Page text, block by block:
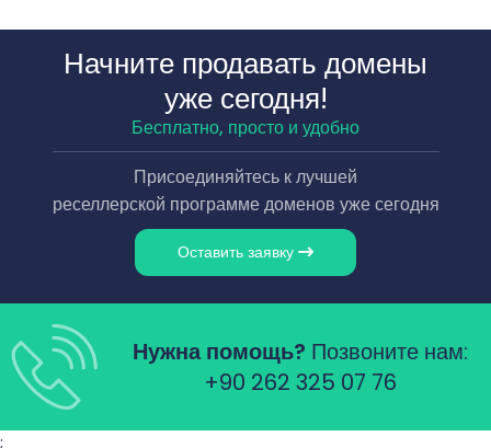
Начните продавать домены
уже сегодня!
Бесплатно, просто и удобно
Присоединяйтесь к лучшей
реселлерской программе доменов уже сегодня
Оставить заявку
Нужна помощь? Позвоните нам:
+90 262 325 07 76
;